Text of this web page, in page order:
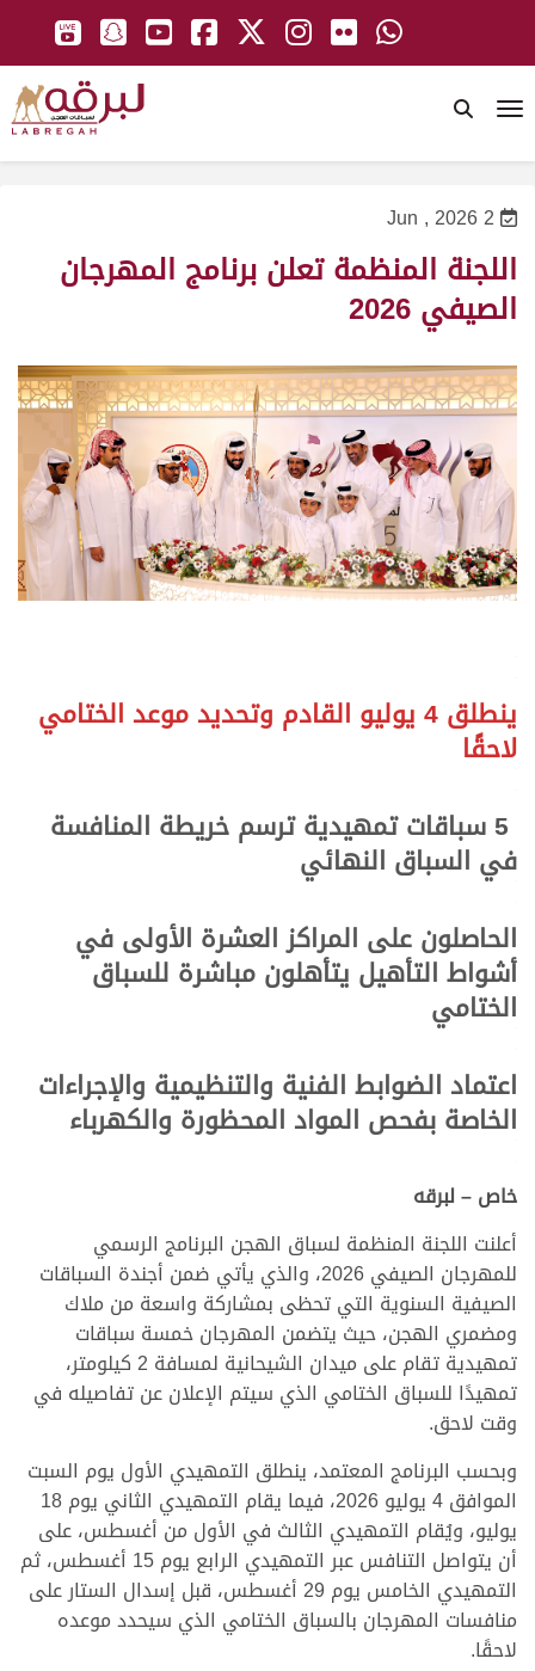
2 Jun , 2026
اللجنة المنظمة تعلن برنامج المهرجان
الصيفي 2026
ينطلق 4 يوليو القادم وتحديد موعد الختامي
لاحقًا
5 سباقات تمهيدية ترسم خريطة المنافسة
في السباق النهائي
الحاصلون على المراكز العشرة الأولى في
أشواط التأهيل يتأهلون مباشرة للسباق
الختامي
اعتماد الضوابط الفنية والتنظيمية والإجراءات
الخاصة بفحص المواد المحظورة والكهرباء
خاص – لبرقه
أعلنت اللجنة المنظمة لسباق الهجن البرنامج الرسمي
للمهرجان الصيفي 2026، والذي يأتي ضمن أجندة السباقات
الصيفية السنوية التي تحظى بمشاركة واسعة من ملاك
ومضمري الهجن، حيث يتضمن المهرجان خمسة سباقات
تمهيدية تقام على ميدان الشيحانية لمسافة 2 كيلومتر،
تمهيدًا للسباق الختامي الذي سيتم الإعلان عن تفاصيله في
وقت لاحق.
وبحسب البرنامج المعتمد، ينطلق التمهيدي الأول يوم السبت
الموافق 4 يوليو 2026، فيما يقام التمهيدي الثاني يوم 18
يوليو، ويُقام التمهيدي الثالث في الأول من أغسطس، على
أن يتواصل التنافس عبر التمهيدي الرابع يوم 15 أغسطس، ثم
التمهيدي الخامس يوم 29 أغسطس، قبل إسدال الستار على
منافسات المهرجان بالسباق الختامي الذي سيحدد موعده
لاحقًا.